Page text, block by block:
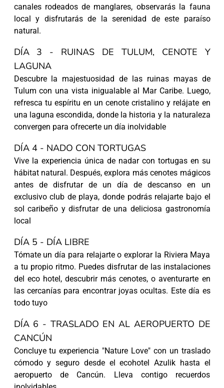
canales rodeados de manglares, observarás la fauna
local y disfrutarás de la serenidad de este paraíso
natural.
DÍA 3 - RUINAS DE TULUM, CENOTE Y
LAGUNA
Descubre la majestuosidad de las ruinas mayas de
Tulum con una vista inigualable al Mar Caribe. Luego,
refresca tu espíritu en un cenote cristalino y relájate en
una laguna escondida, donde la historia y la naturaleza
convergen para ofrecerte un día inolvidable
DÍA 4 - NADO CON TORTUGAS
Vive la experiencia única de nadar con tortugas en su
hábitat natural. Después, explora más cenotes mágicos
antes de disfrutar de un día de descanso en un
exclusivo club de playa, donde podrás relajarte bajo el
sol caribeño y disfrutar de una deliciosa gastronomía
local
DÍA 5 - DÍA LIBRE
Tómate un día para relajarte o explorar la Riviera Maya
a tu propio ritmo. Puedes disfrutar de las instalaciones
del eco hotel, descubrir más cenotes, o aventurarte en
las cercanías para encontrar joyas ocultas. Este día es
todo tuyo
DÍA 6 - TRASLADO EN AL AEROPUERTO DE
CANCÚN
Concluye tu experiencia "Nature Love" con un traslado
cómodo y seguro desde el ecohotel Azulik hasta el
aeropuerto de Cancún. Lleva contigo recuerdos